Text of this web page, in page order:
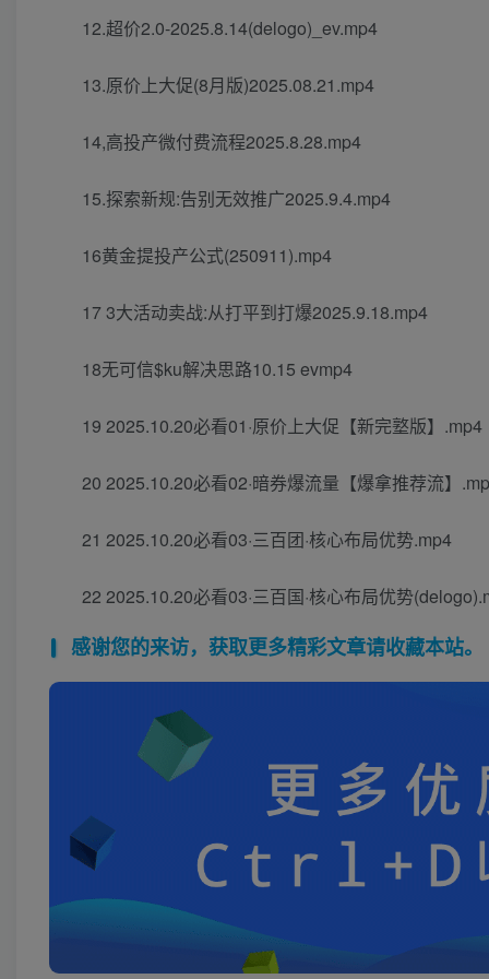
12.超价2.0-2025.8.14(delogo)_ev.mp4
13.原价上大促(8月版)2025.08.21.mp4
14,高投产微付费流程2025.8.28.mp4
15.探索新规:告别无效推广2025.9.4.mp4
16黄金提投产公式(250911).mp4
17 3大活动卖战:从打平到打爆2025.9.18.mp4
18无可信$ku解决思路10.15 evmp4
19 2025.10.20必看01·原价上大促【新完墪版】.mp4
20 2025.10.20必看02·暗券爆流量【爆拿推荐流】
21 2025.10.20必看03·三百团·核心布局优势.mp4
22 2025.10.20必看03·三百国·核心布局优势
感谢您的来访，获取更多精彩文章请收藏本站。